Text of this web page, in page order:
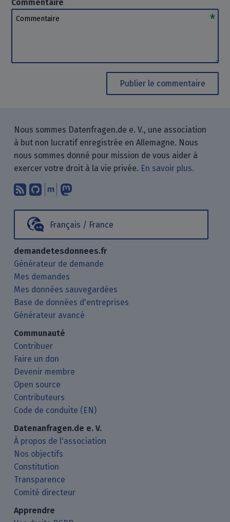
Commentaire
Commentaire
Publier le commentaire
Nous sommes Datenfragen.de e. V., une association
à but non lucratif enregistrée en Allemagne. Nous
nous sommes donné pour mission de vous aider à
exercer votre droit à la vie privée. En savoir plus.
Abonnez-vous à notre blog en
Nous trouver sur GitHub.
Échanger avec nous via Matrix.
Français / France
demandetesdonnees.fr
Générateur de demande
Mes demandes
Mes données sauvegardées
Base de données d'entreprises
Générateur avancé
Communauté
Contribuer
Faire un don
Devenir membre
Open source
Contributeurs
Code de conduite (EN)
Datenanfragen.de e. V.
À propos de l'association
Nos objectifs
Constitution
Transparence
Comité directeur
Apprendre